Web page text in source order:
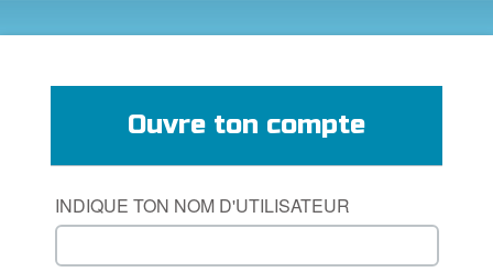
Ouvre ton compte
INDIQUE TON NOM D'UTILISATEUR